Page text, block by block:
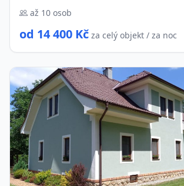
až 10 osob
od 14 400 Kč za celý objekt / za noc